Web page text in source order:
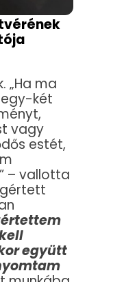
„Ha ma
két
vagy
estét,
– vallotta
együtt